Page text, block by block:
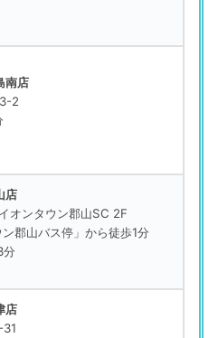
南店
2
店
オンタウン郡山SC 2F
郡山バス停」から徒歩1分
分
店